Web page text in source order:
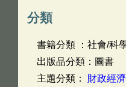
分類
書籍分類 ：社會/科
出版品分類：圖書
主題分類： 財政經